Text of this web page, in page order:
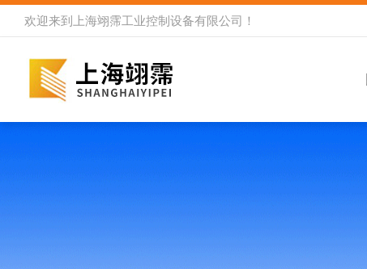
欢迎来到 上海翊霈工业控制设备有限公司 ！